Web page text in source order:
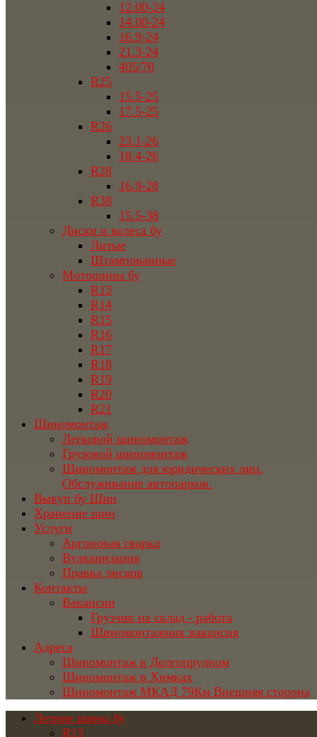
12.00-24
14.00-24
16.9-24
21.3-24
405/70
R25
15.5-25
17.5-25
R26
23.1-26
18.4-26
R28
16.9-28
R38
15.5-38
Диски и колеса бу
Литые
Штампованные
Мотошины бу
R13
R14
R15
R16
R17
R18
R19
R20
R21
Шиномонтаж
Легковой шиномонтаж
Грузовой шиномонтаж
Шиномонтаж для юридических лиц.
Обслуживание автопарков.
Выкуп бу Шин
Хранение шин
Услуги
Аргоновая сварка
Вулканизация
Правка дисков
Контакты
Вакансии
Грузчик на склад - работа
Шиномонтажник вакансия
Адреса
Шиномонтаж в Долгопрудном
Шиномонтаж в Химках
Шиномонтаж МКАД 79Км Внешняя сторона
Летние шины бу
R13